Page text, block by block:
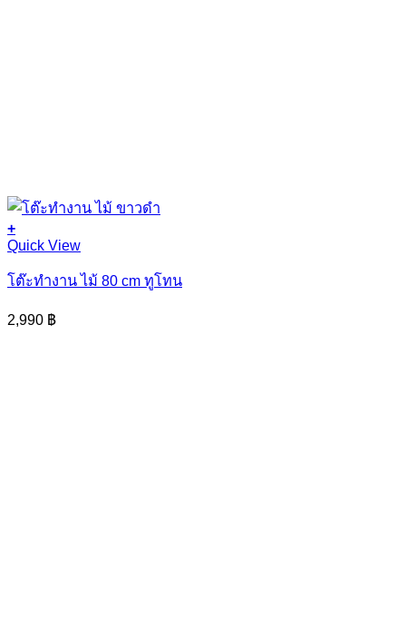
+
Quick View
โต๊ะทำงาน ไม้ 80 cm ทูโทน
2,990 ฿